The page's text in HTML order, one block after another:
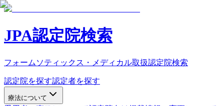
JPA認定院検索
フォームソティックス・メディカル取扱認定院検索
認定院を探す認定者を探す
療法について